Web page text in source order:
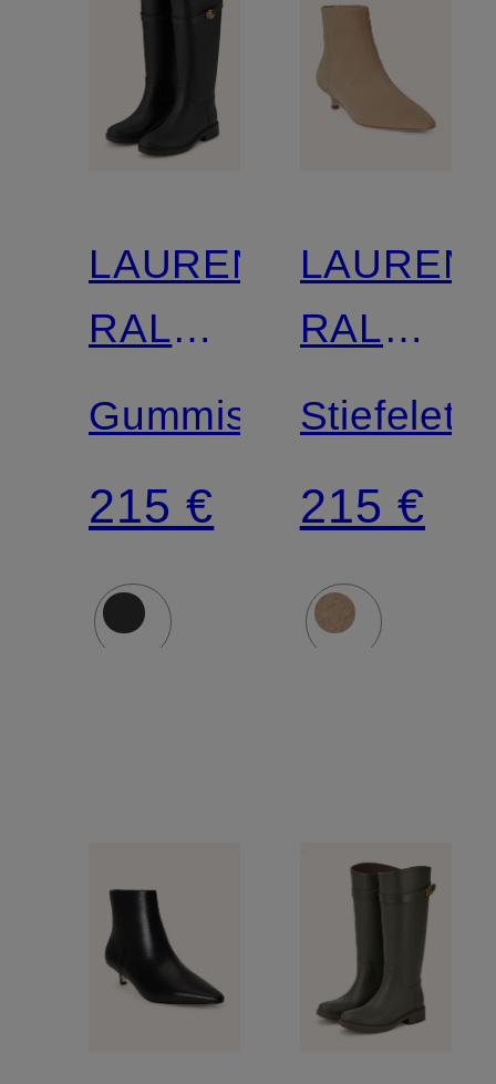
LAUREN
RALPH
LAUREN
Gummistiefel
215 €
LAUREN
RALPH
LAUREN
215 €